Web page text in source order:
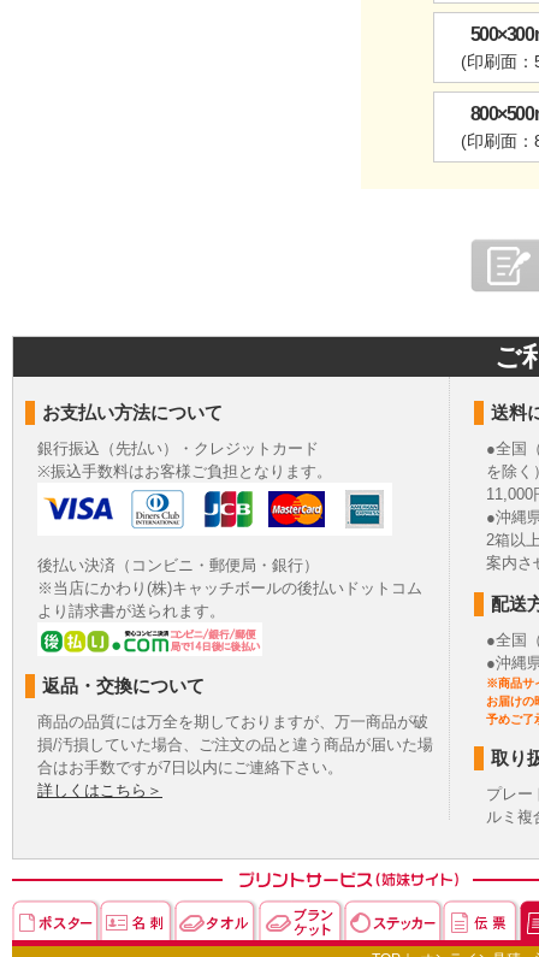
(印刷面
(印刷面
ご
お支払い方法について
銀行振込（先払い）・クレジットカード
※振込手数料はお客様ご負担となります。
後払い決済（コンビニ・郵便局・銀行）
※当店にかわり(株)キャッチボールの後払いドットコム
より請求書が送られます。
返品・交換について
商品の品質には万全を期しておりますが、万一商品が破
損/汚損していた場合、ご注文の品と違う商品が届いた場
合はお手数ですが7日以内にご連絡下さい。
詳しくはこちら＞
送料
●全国
を除く
11,000
●沖縄
2箱以
案内さ
配送
●全国
●沖縄
※商品サ
お届けの
予めご了
取り
プレー
ルミ複